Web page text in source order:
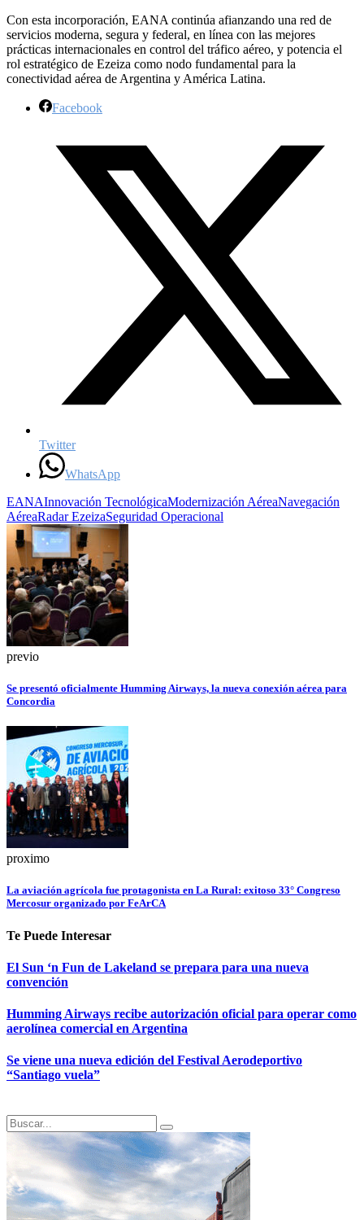
Con esta incorporación, EANA continúa afianzando una red de
servicios moderna, segura y federal, en línea con las mejores
prácticas internacionales en control del tráfico aéreo, y potencia el
rol estratégico de Ezeiza como nodo fundamental para la
conectividad aérea de Argentina y América Latina.
Facebook
Twitter
WhatsApp
EANAInnovación TecnológicaModernización AéreaNavegación
AéreaRadar EzeizaSeguridad Operacional
previo
Se presentó oficialmente Humming Airways, la nueva conexión aérea para
Concordia
proximo
La aviación agrícola fue protagonista en La Rural: exitoso 33° Congreso
Mercosur organizado por FeArCA
Te Puede Interesar
El Sun ‘n Fun de Lakeland se prepara para una nueva
convención
Humming Airways recibe autorización oficial para operar como
aerolínea comercial en Argentina
Se viene una nueva edición del Festival Aerodeportivo
“Santiago vuela”
Search
for:
Search